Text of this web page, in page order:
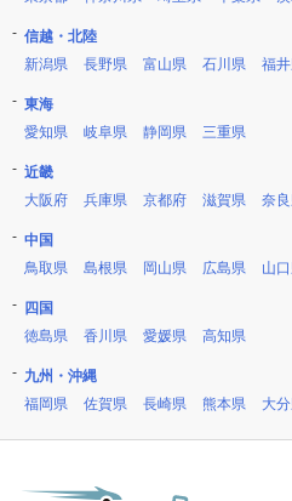
信越・北陸
新潟県
長野県 富山県 石川県 福
東海
愛知県
岐阜県 静岡県 三重県
近畿
大阪府
兵庫県 京都府 滋賀県 奈
中国
鳥取県
島根県 岡山県 広島県 山
四国
徳島県
香川県 愛媛県 高知県
九州・沖縄
福岡県
佐賀県 長崎県 熊本県 大